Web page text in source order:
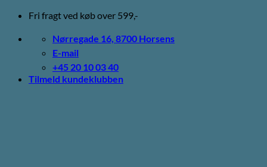
Fortsæt
indhold
Fri fragt ved køb over 599,-
Nørregade 16, 8700 Horsens
E-mail
+45 20 10 03 40
Tilmeld kundeklubben